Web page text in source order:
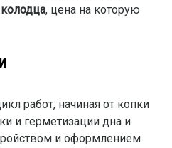
, цена на которую
работ, начиная от копки
и герметизации дна и
и оформлением